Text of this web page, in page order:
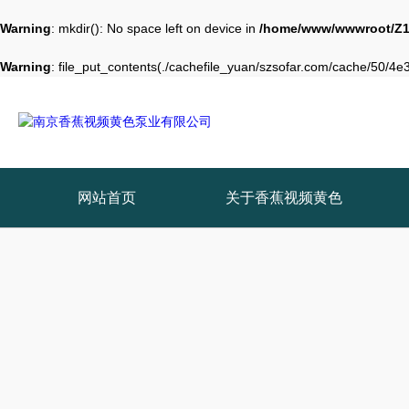
Warning: mkdir(): No space left on device in /home/www/wwwroot/
Warning: file_put_contents(./cachefile_yuan/szsofar.com/cache/50/
网站首页 关于香蕉视频黄色